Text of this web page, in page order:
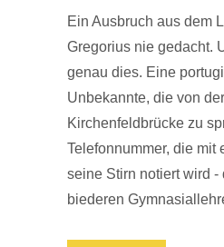
Ein Ausbruch aus dem
Gregorius nie gedacht.
genau dies. Eine
Unbekannte, die von
Kirchenfeldbrücke zu
Telefonnummer, die mit
seine Stirn notiert wird -
biederen